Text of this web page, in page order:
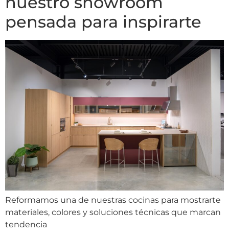
pensada para inspirarte
Reformamos una de nuestras cocinas para mostrarte
materiales, colores y soluciones técnicas que marcan
tendencia